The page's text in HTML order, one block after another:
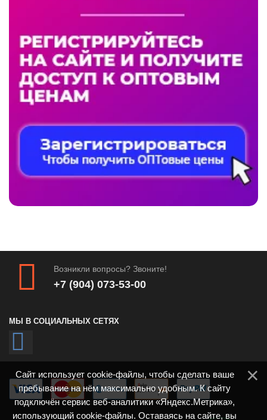
Возникли вопросы? Звоните!
+7 (904) 073-53-00
МЫ В СОЦИАЛЬНЫХ СЕТЯХ
Сайт использует cookie-файлы, чтобы сделать ваше
пребывание на нём максимально удобным. К сайту
подключён сервис веб-аналитики «Яндекс.Метрика»,
использующий cookie-файлы. Оставаясь на сайте, вы